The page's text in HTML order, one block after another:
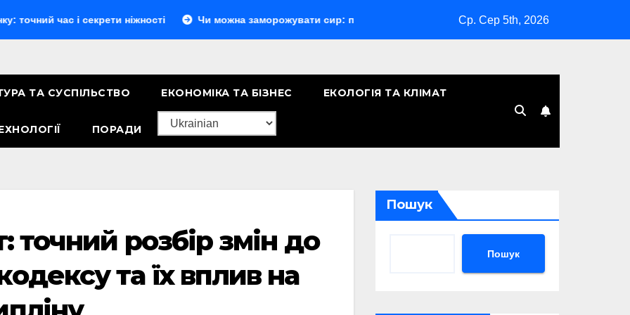
і секрети ніжності Чи можна заморожувати сир: повний гід з порадами Відпустка за сімейними
Ср. Сер 5th, 2026
ТА СУСПІЛЬСТВО ЕКОНОМІКА ТА БІЗНЕС ЕКОЛОГІЯ ТА КЛІМАТ
ПОРАДИ
точний розбір змін до
та їх вплив на
Пошук
Пошук